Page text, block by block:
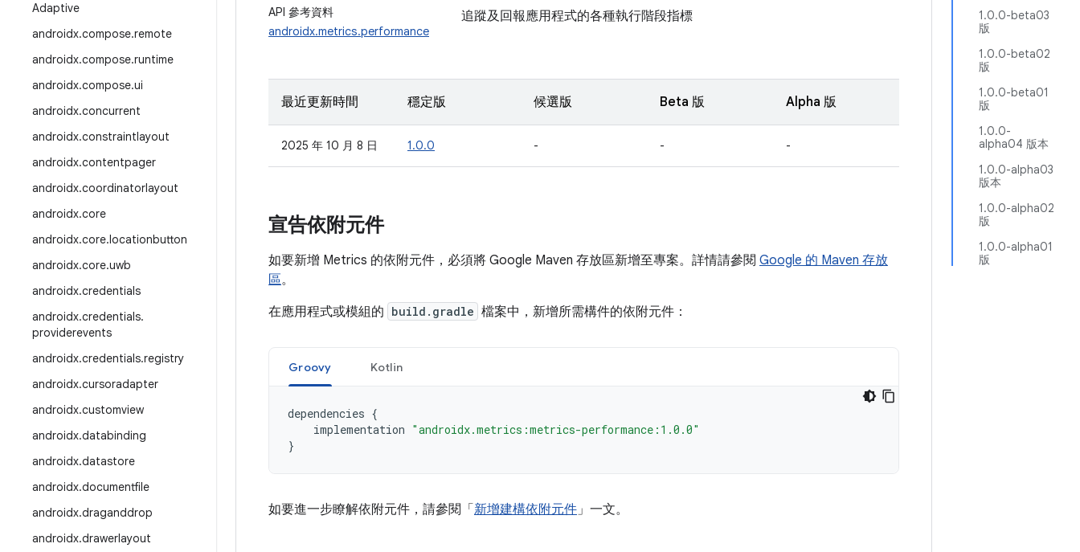
Adaptive
androidx.compose.remote
androidx.compose.runtime
androidx.compose.ui
androidx.concurrent
androidx.constraintlayout
androidx.contentpager
androidx.coordinatorlayout
androidx.core
androidx.core.locationbutton
androidx.core.uwb
androidx.credentials
androidx.credentials.
providerevents
androidx.credentials.registry
androidx.cursoradapter
androidx.customview
androidx.databinding
androidx.datastore
androidx.documentfile
androidx.draganddrop
androidx.drawerlayout
1.0.0-beta03
版
1.0.0-beta02
版
1.0.0-beta01
版
1.0.0-
alpha04 版本
1.0.0-alpha03
版本
1.0.0-alpha02
版
1.0.0-alpha01
版
API 參考資料
androidx.metrics.performance
追蹤及回報應用程式的各種執行階段指標
最近更新時間 穩定版 候選版 Beta 版 Alpha 版
2025 年 10 月 8 日 1.0.0 - - -
宣告依附元件
如要新增 Metrics 的依附元件，必須將 Google Maven 存放區新增至專案。詳情請參閱 Google 的 Maven 存放
區。
在應用程式或模組的 build.gradle 檔案中，新增所需構件的依附元件：
Groovy Kotlin
dependencies {
implementation "androidx.metrics:metrics-performance:1.0.0"
}
如要進一步瞭解依附元件，請參閱「 新增建構依附元件」一文。